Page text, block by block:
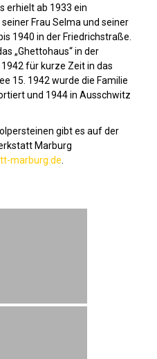
erhielt ab 1933 ein
Frau Selma und seiner
1940 in der Friedrichstraße.
„Ghettohaus“ in der
für kurze Zeit in das
15. 1942 wurde die Familie
und 1944 in Ausschwitz
gibt es auf der
Marburg
marburg.de